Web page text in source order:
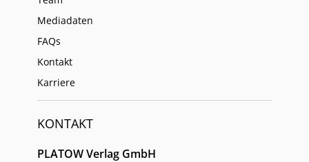
Mediadaten
FAQs
Kontakt
Karriere
KONTAKT
PLATOW Verlag GmbH